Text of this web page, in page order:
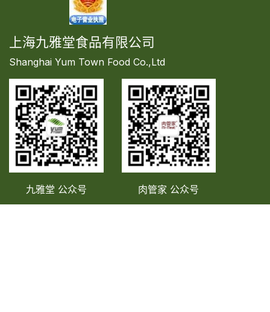
上海九雅堂食品有限公司
Shanghai Yum Town Food Co.,Ltd
九雅堂 公众号 肉管家 公众号